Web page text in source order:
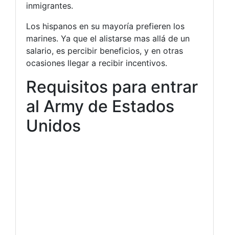
inmigrantes.
Los hispanos en su mayoría prefieren los
marines. Ya que el alistarse mas allá de un
salario, es percibir beneficios, y en otras
ocasiones llegar a recibir incentivos.
Requisitos para entrar
al Army de Estados
Unidos